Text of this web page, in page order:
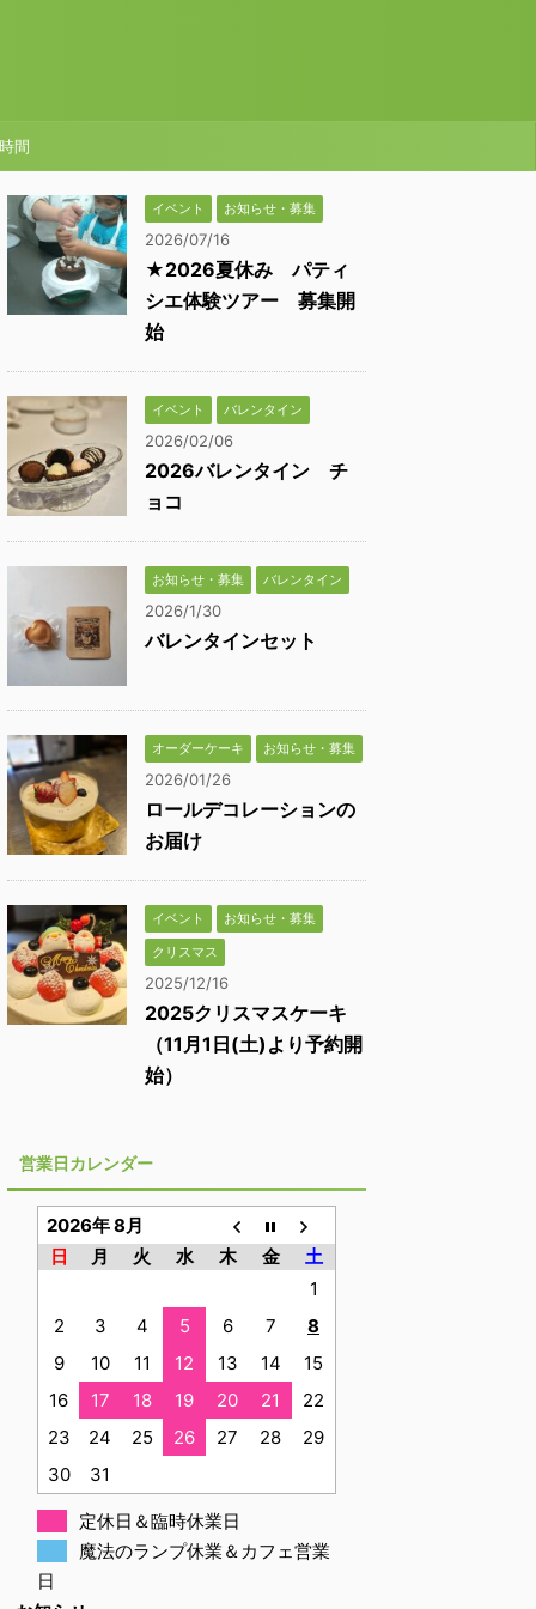
間
イベント お知らせ・募集
2026/07/16
★2026夏休み パティ
シエ体験ツアー 募集開
始
イベント バレンタイン
2026/02/06
2026バレンタイン チ
ョコ
お知らせ・募集 バレンタイン
2026/1/30
バレンタインセット
オーダーケーキ お知らせ・募集
2026/01/26
ロールデコレーションの
お届け
イベント
お知らせ・募集
クリスマス
2025/12/16
2025クリスマスケーキ
（11月1日(土)より予約開
始）
営業日カレンダー
2026年 8月
日
月 火 水 木 金
土
1
2
3 4 5 6 7
8
9
10 11 12 13 14
15
16
17 18 19 20 21
22
23
24 25 26 27 28
29
30
31
定休日＆臨時休業日
魔法のランプ休業＆カフェ営業
日